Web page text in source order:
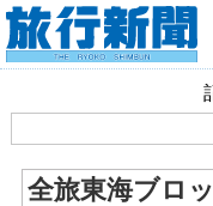
全旅東海ブロ